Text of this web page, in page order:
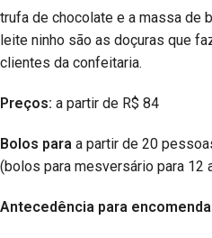
trufa de chocolate e a massa de
leite ninho são as doçuras que
clientes da confeitaria.
Preços: a partir de R$ 84
Bolos para a partir de 20
(bolos para mesversário para 12
Antecedência para